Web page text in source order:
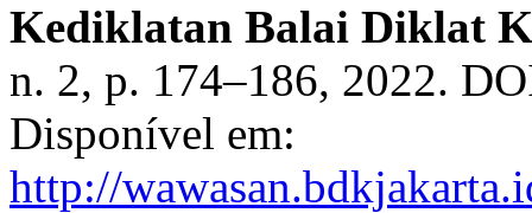
Kediklatan Balai Diklat
n. 2, p. 174–186, 2022.
Disponível em:
http://